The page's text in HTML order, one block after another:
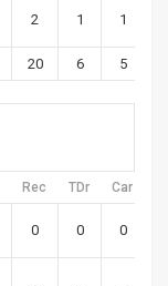
2 1 1
20 6 5
Rec TDr Car
0 0 0